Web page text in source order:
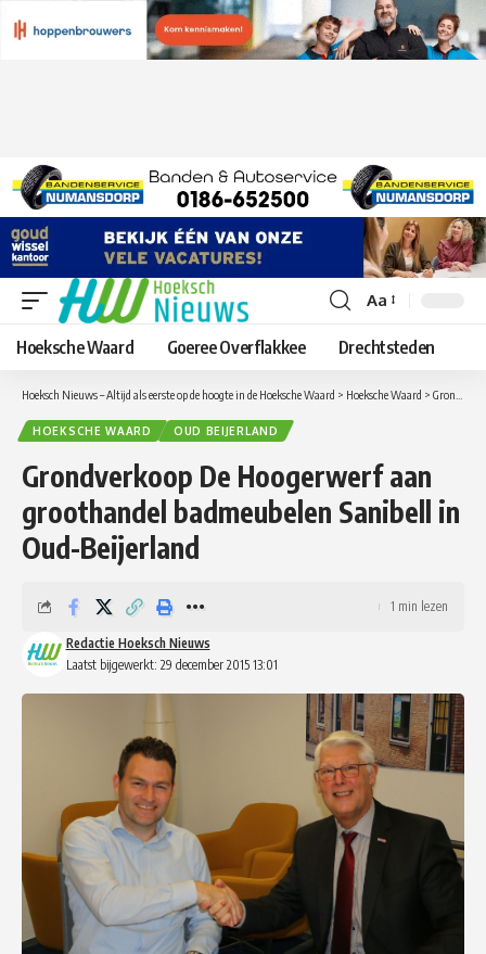
Lettergrootte
aanpassen
Aa
Hoeksche Waard Goeree Overflakkee Drechtsteden
Hoeksch Nieuws – Altijd als eerste op de hoogte in de Hoeksche Waard > Hoeksche Waard > Grondverkoop De Hoogerwerf aan groothandel badmeubelen Sanibell in Oud-Beijerland
HOEKSCHE WAARD OUD BEIJERLAND
Grondverkoop De Hoogerwerf aan
groothandel badmeubelen Sanibell in
Oud-Beijerland
Laatst bijgewerkt: 29 december 2015 13:01
Redactie Hoeksch Nieuws
1 min lezen